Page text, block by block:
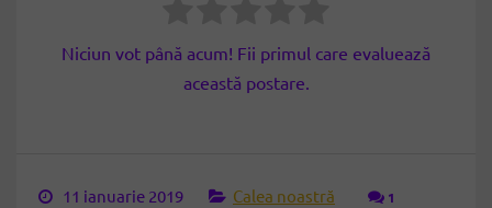
Niciun vot până acum! Fii primul care evaluează
această postare.
11 ianuarie 2019 Calea noastră 1